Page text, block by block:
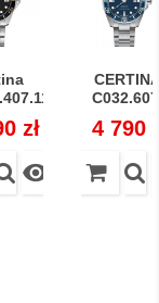
zł

Cena
4 790